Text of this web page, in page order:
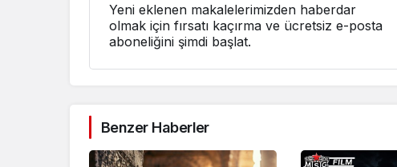
Yeni eklenen makalelerimizden haberdar
olmak için fırsatı kaçırma ve ücretsiz e-posta
aboneliğini şimdi başlat.
Benzer Haberler